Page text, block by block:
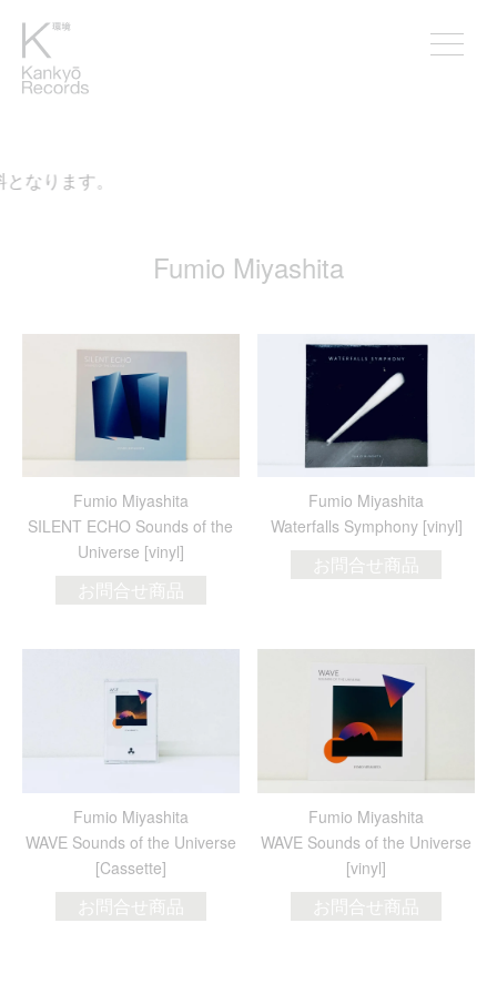
なります。
Fumio Miyashita
Fumio Miyashita
SILENT ECHO Sounds of the
Universe [vinyl]
お問合せ商品
Fumio Miyashita
Waterfalls Symphony [vinyl]
お問合せ商品
Fumio Miyashita
WAVE Sounds of the Universe
[Cassette]
お問合せ商品
Fumio Miyashita
WAVE Sounds of the Universe
[vinyl]
お問合せ商品